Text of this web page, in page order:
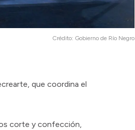
Crédito: Gobierno de Río Negro
que coordina el
corte y confección,